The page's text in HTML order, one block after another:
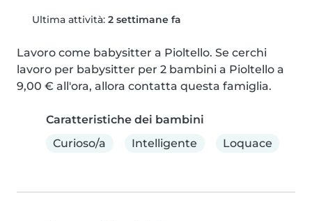
Ultima attività: 2 settimane fa
Lavoro come babysitter a Pioltello. Se cerchi
lavoro per babysitter per 2 bambini a Pioltello a
9,00 € all'ora, allora contatta questa famiglia.
Caratteristiche dei bambini
Curioso/a
Intelligente Loquace